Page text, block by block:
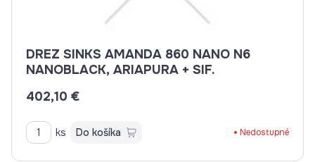
DREZ SINKS AMANDA 860 NANO N6
NANOBLACK, ARIAPURA + SIF.
402,10 €
ks Do košíka Nedostupné